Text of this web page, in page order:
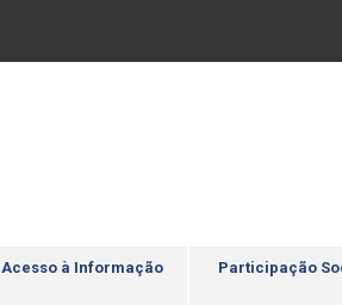
Acesso à Informação Participação